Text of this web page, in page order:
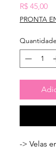
R$ 45,00
PRONTA
Quantidade
-> Velas